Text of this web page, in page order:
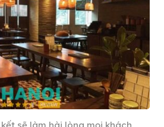
sẽ làm hài lòng mọi khách